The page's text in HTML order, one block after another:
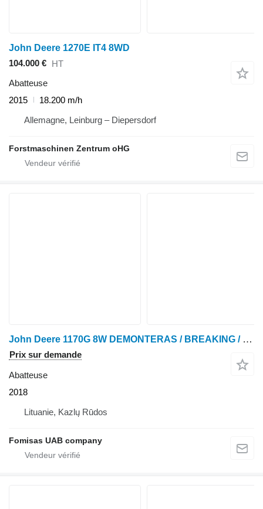
John Deere 1270E IT4 8WD
104.000 €
HT
Abatteuse
2015
18.200 m/h
Allemagne, Leinburg – Diepersdorf
Forstmaschinen Zentrum oHG
John Deere 1170G 8W DEMONTERAS / BREAKING / SPARE PARTS
Prix sur demande
Abatteuse
2018
Lituanie, Kazlų Rūdos
Fomisas UAB company